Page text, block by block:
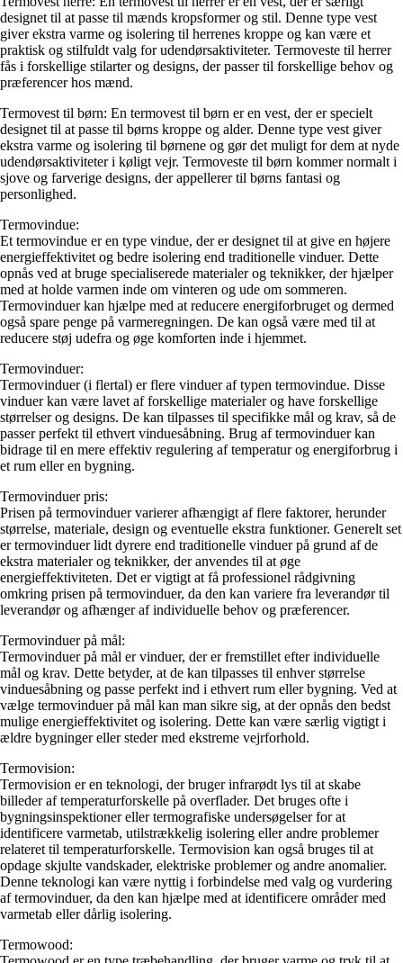
designet til at passe til mænds kropsformer og stil. Denne type vest
giver ekstra varme og isolering til herrenes kroppe og kan være et
praktisk og stilfuldt valg for udendørsaktiviteter. Termoveste til herrer
fås i forskellige stilarter og designs, der passer til forskellige behov og
præferencer hos mænd.
Termovest til børn: En termovest til børn er en vest, der er specielt
designet til at passe til børns kroppe og alder. Denne type vest giver
ekstra varme og isolering til børnene og gør det muligt for dem at nyde
udendørsaktiviteter i køligt vejr. Termoveste til børn kommer normalt i
sjove og farverige designs, der appellerer til børns fantasi og
personlighed.
Termovindue:
Et termovindue er en type vindue, der er designet til at give en højere
energieffektivitet og bedre isolering end traditionelle vinduer. Dette
opnås ved at bruge specialiserede materialer og teknikker, der hjælper
med at holde varmen inde om vinteren og ude om sommeren.
Termovinduer kan hjælpe med at reducere energiforbruget og dermed
også spare penge på varmeregningen. De kan også være med til at
reducere støj udefra og øge komforten inde i hjemmet.
Termovinduer:
Termovinduer (i flertal) er flere vinduer af typen termovindue. Disse
vinduer kan være lavet af forskellige materialer og have forskellige
størrelser og designs. De kan tilpasses til specifikke mål og krav, så de
passer perfekt til ethvert vinduesåbning. Brug af termovinduer kan
bidrage til en mere effektiv regulering af temperatur og energiforbrug i
et rum eller en bygning.
Termovinduer pris:
Prisen på termovinduer varierer afhængigt af flere faktorer, herunder
størrelse, materiale, design og eventuelle ekstra funktioner. Generelt set
er termovinduer lidt dyrere end traditionelle vinduer på grund af de
ekstra materialer og teknikker, der anvendes til at øge
energieffektiviteten. Det er vigtigt at få professionel rådgivning
omkring prisen på termovinduer, da den kan variere fra leverandør til
leverandør og afhænger af individuelle behov og præferencer.
Termovinduer på mål:
Termovinduer på mål er vinduer, der er fremstillet efter individuelle
mål og krav. Dette betyder, at de kan tilpasses til enhver størrelse
vinduesåbning og passe perfekt ind i ethvert rum eller bygning. Ved at
vælge termovinduer på mål kan man sikre sig, at der opnås den bedst
mulige energieffektivitet og isolering. Dette kan være særlig vigtigt i
ældre bygninger eller steder med ekstreme vejrforhold.
Termovision:
Termovision er en teknologi, der bruger infrarødt lys til at skabe
billeder af temperaturforskelle på overflader. Det bruges ofte i
bygningsinspektioner eller termografiske undersøgelser for at
identificere varmetab, utilstrækkelig isolering eller andre problemer
relateret til temperaturforskelle. Termovision kan også bruges til at
opdage skjulte vandskader, elektriske problemer og andre anomalier.
Denne teknologi kan være nyttig i forbindelse med valg og vurdering
af termovinduer, da den kan hjælpe med at identificere områder med
varmetab eller dårlig isolering.
Termowood: